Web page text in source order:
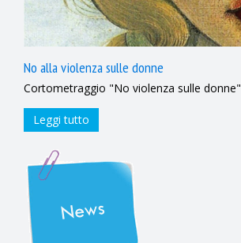
No alla violenza sulle donne
Cortometraggio "No violenza sulle donne"
Leggi tutto